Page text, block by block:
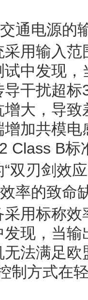
通电源的
用输入
中发现
干扰超
大，导
加共模
Class B标
双刃剑效应
率的致命
用标称
现，当
法满足
制方式在